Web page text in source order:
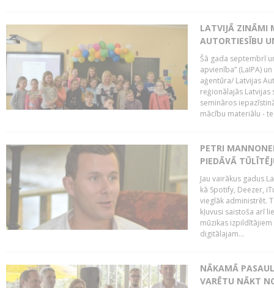
LATVIJĀ ZINĀMI
AUTORTIESĪBU
Šā gada septembrī
apvienība” (LaIPA)
aģentūra/ Latvijas
reģionālajās
semināros
mācību materiālu -
PETRI
PIEDĀVĀ
Jau vairākus gadus
kā Spotify, Deezer,
vieglāk administrēt.
kļuvusi saistoša arī
mūzikas
digitālajam...
NĀKAMĀ
VARĒTU NĀKT